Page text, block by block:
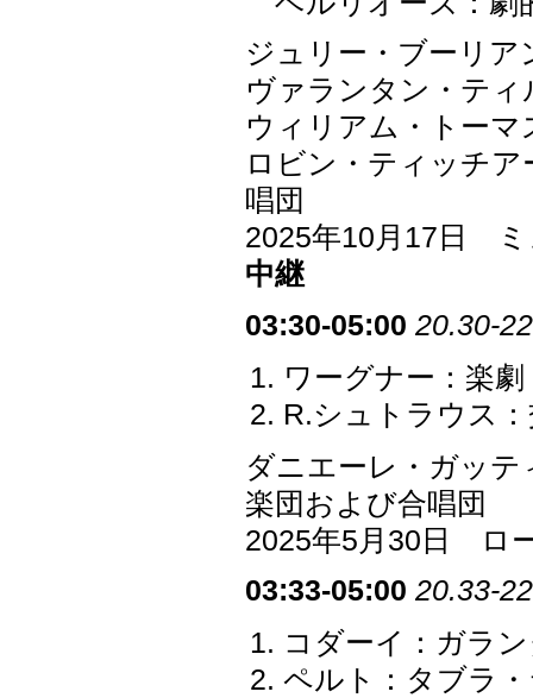
ジュリー・ブーリ
ヴァランタン・テ
ウィリアム・トーマ
ロビン・ティッチ
唱団
2025年10月17日 ミ
中継
03:30-05:00 20.30-
ワーグナー：楽
R.シュトラウス
ダニエーレ・ガッ
楽団および合唱団
2025年5月30日 ロ
03:33-05:00 20.33-
コダーイ：ガラ
ペルト：タブラ